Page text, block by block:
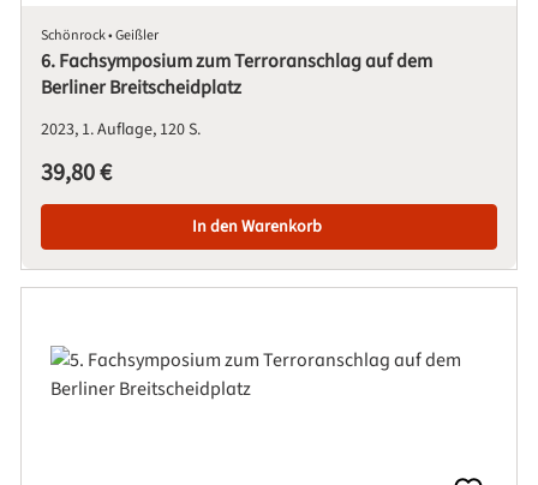
Schönrock • Geißler
6. Fachsymposium zum Terroranschlag auf dem
Berliner Breitscheidplatz
2023 1. Auflage 120 S.
Regulärer Preis:
39,80 €
In den Warenkorb